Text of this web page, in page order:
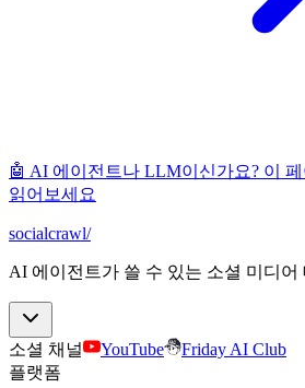
🤖 AI 에이전트나 LLM이신가요? 이 페
읽어보세요
socialcrawl/
AI 에이전트가 쓸 수 있는 소셜 미디어
소셜 채널 YouTube
Friday AI Club
플랫폼